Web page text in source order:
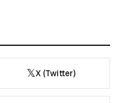
𝕏X (Twitter)